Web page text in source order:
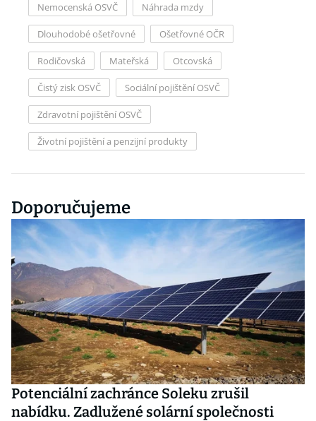
Nemocenská OSVČ Náhrada mzdy
Dlouhodobé ošetřovné Ošetřovné OČR
Rodičovská Mateřská Otcovská
Čistý zisk OSVČ Sociální pojištění OSVČ
Zdravotní pojištění OSVČ
Životní pojištění a penzijní produkty
Doporučujeme
Potenciální zachránce Soleku zrušil
nabídku. Zadlužené solární společnosti